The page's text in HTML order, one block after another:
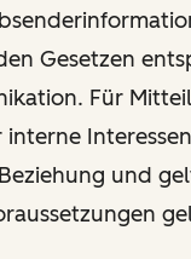
Gesetzen
Für
und